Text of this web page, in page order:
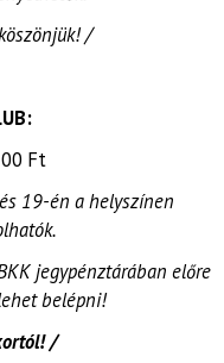
/
Ft
19-én a helyszínen
jegypénztárában előre
belépni!
/